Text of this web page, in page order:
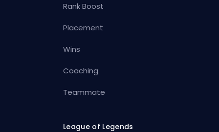
Rank Boost
Placement
Wins
Coaching
Teammate
League of Legends